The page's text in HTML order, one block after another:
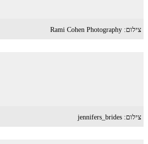
צילום: Rami Cohen Photography
צילום: jennifers_brides